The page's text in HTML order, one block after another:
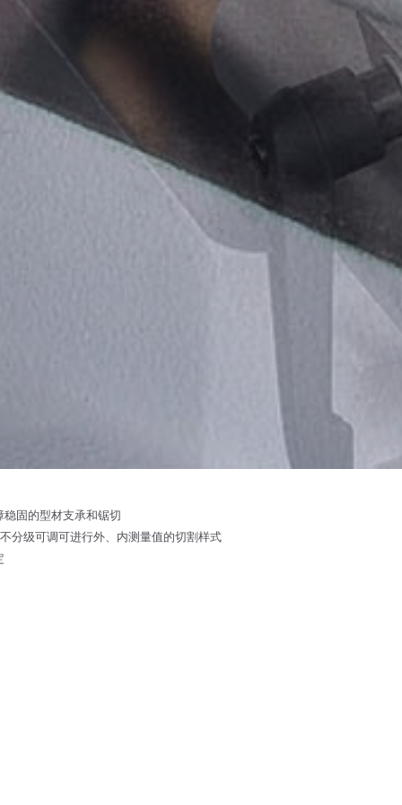
固的型材支承和锯切
分级可调可进行外、内测量值的切割样式